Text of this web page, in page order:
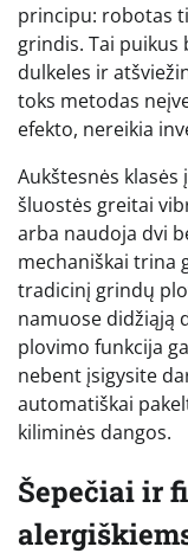
principu: robotas
grindis. Tai puikus
dulkeles ir
toks metodas
efekto, nereikia
Aukštesnės
šluostės greitai
arba naudoja dvi
mechaniškai trina
tradicinį grindų
namuose didžiąją
plovimo funkcija
nebent įsigysite
automatiškai
kiliminės dangos.
Šepečiai ir